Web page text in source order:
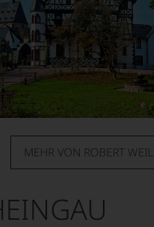
MEHR VON ROBERT WEIL